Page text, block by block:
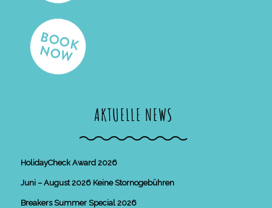
AKTUELLE NEWS
HolidayCheck Award 2026
Juni – August 2026 Keine Stornogebühren
Breakers Summer Special 2026